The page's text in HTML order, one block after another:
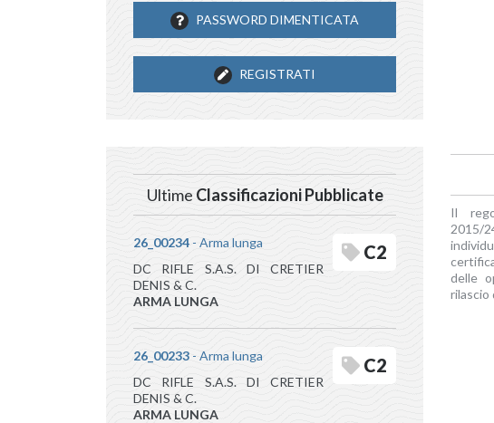
PASSWORD DIMENTICATA
REGISTRATI
Ultime Classificazioni Pubblicate
26_00234 - Arma lunga
DC RIFLE S.A.S. DI CRETIER
DENIS & C.
ARMA LUNGA
C2
26_00233 - Arma lunga
DC RIFLE S.A.S. DI CRETIER
DENIS & C.
ARMA LUNGA
C2
Il
2015/
delle
rilascio